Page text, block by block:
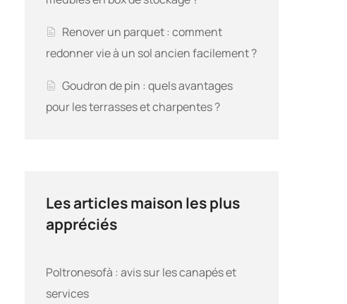
Renover un parquet : comment
redonner vie à un sol ancien facilement ?
Goudron de pin : quels avantages
pour les terrasses et charpentes ?
Les articles maison les plus
appréciés
Poltronesofà : avis sur les canapés et
services